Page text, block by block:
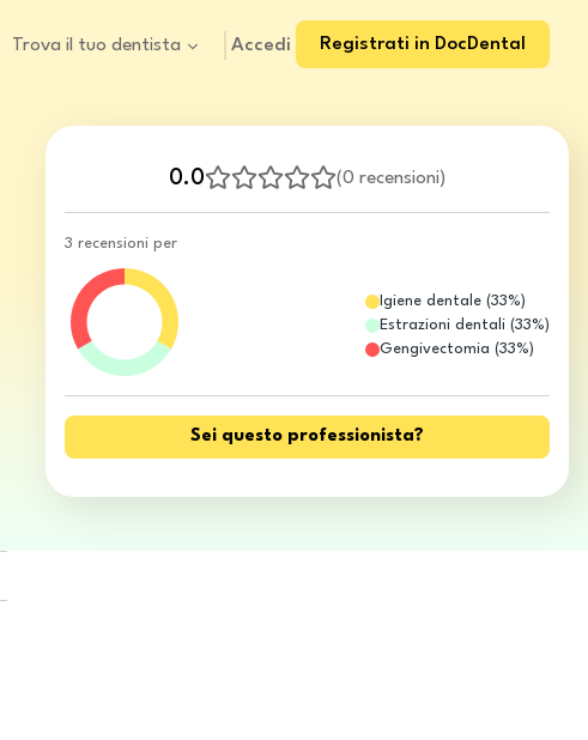
Trova il tuo dentista Accedi Registrati in DocDental
0.0 (0 recensioni)
3 recensioni per
Igiene dentale(33%)
Estrazioni dentali(33%)
Gengivectomia (33%)
Sei questo professionista?